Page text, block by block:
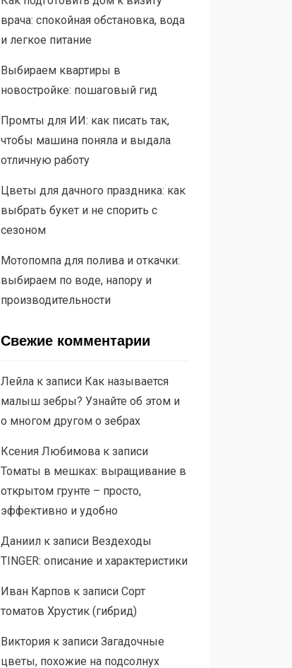
врача: спокойная обстановка, вода
и легкое питание
Выбираем квартиры в
новостройке: пошаговый гид
Промты для ИИ: как писать так,
чтобы машина поняла и выдала
отличную работу
Цветы для дачного праздника: как
выбрать букет и не спорить с
сезоном
Мотопомпа для полива и откачки:
выбираем по воде, напору и
производительности
Свежие комментарии
Лейлак записи Как называется
малыш зебры? Узнайте об этом и
о многом другом о зебрах
Ксения Любимовак записи
Томаты в мешках: выращивание в
открытом грунте – просто,
эффективно и удобно
Даниилк записи Вездеходы
TINGER: описание и характеристики
Иван Карпов к записи Сорт
томатов Хрустик (гибрид)
Викторияк записи Загадочные
цветы, похожие на подсолнух